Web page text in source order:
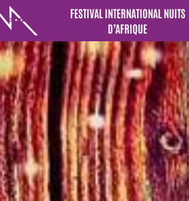
FESTIVAL INTERNATIONAL NUITS
D’AFRIQUE